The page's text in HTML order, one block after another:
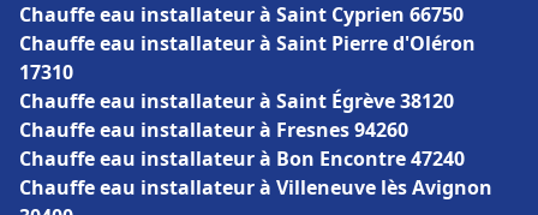
Chauffe eau installateur à Saint Cyprien 66750
Chauffe eau installateur à Saint Pierre d'Oléron
17310
Chauffe eau installateur à Saint Égrève 38120
Chauffe eau installateur à Fresnes 94260
Chauffe eau installateur à Bon Encontre 47240
Chauffe eau installateur à Villeneuve lès Avignon